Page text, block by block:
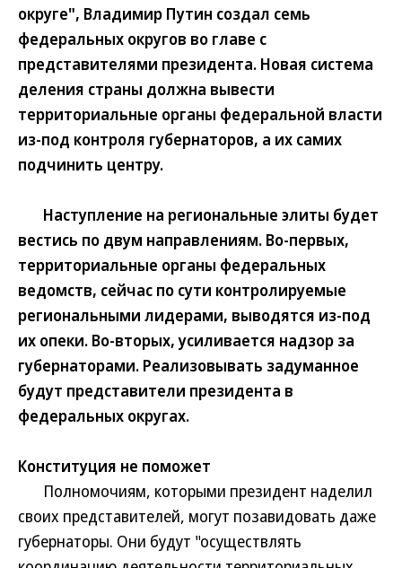
округе", Владимир Путин создал семь
федеральных округов во главе с
представителями президента. Новая система
деления страны должна вывести
территориальные органы федеральной власти
из-под контроля губернаторов, а их самих
подчинить центру.
Наступление на региональные элиты будет
вестись по двум направлениям. Во-первых,
территориальные органы федеральных
ведомств, сейчас по сути контролируемые
региональными лидерами, выводятся из-под
их опеки. Во-вторых, усиливается надзор за
губернаторами. Реализовывать задуманное
будут представители президента в
федеральных округах.
Конституция не поможет
Полномочиям, которыми президент наделил
своих представителей, могут позавидовать даже
губернаторы. Они будут "осуществлять